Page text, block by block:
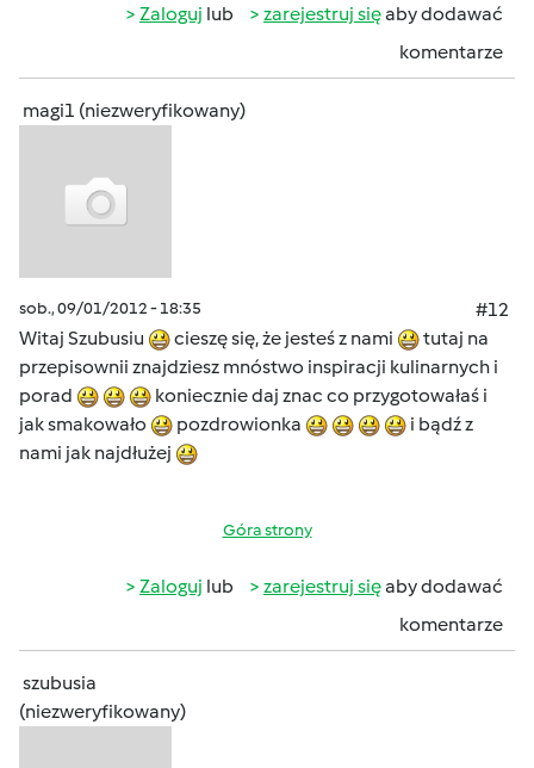
Zaloguj lub zarejestruj sięaby dodawać
komentarze
magi1 (niezweryfikowany)
sob., 09/01/2012 - 18:35
#12
Witaj Szubusiu
cieszę się, że jesteś z nami
tutaj na
przepisownii znajdziesz mnóstwo inspiracji kulinarnych i
porad
koniecznie daj znac co przygotowałaś i
jak smakowało
pozdrowionka
i bądź z
nami jak najdłużej
Góra strony
Zaloguj lub zarejestruj sięaby dodawać
komentarze
szubusia
(niezweryfikowany)